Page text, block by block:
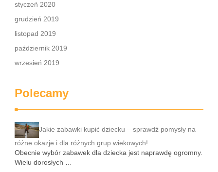
styczeń 2020
grudzień 2019
listopad 2019
październik 2019
wrzesień 2019
Polecamy
Jakie zabawki kupić dziecku – sprawdź pomysły na
różne okazje i dla różnych grup wiekowych!
Obecnie wybór zabawek dla dziecka jest naprawdę ogromny.
Wielu dorosłych …